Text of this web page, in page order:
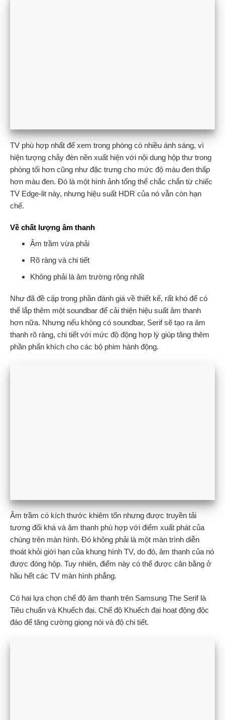
TV phù hợp nhất để xem trong phòng có nhiều ánh sáng, vì
hiện tượng chảy đèn nền xuất hiện với nội dung hộp thư trong
phòng tối hơn cũng như đặc trưng cho mức độ màu đen thấp
hơn màu đen. Đó là một hình ảnh tổng thể chắc chắn từ chiếc
TV Edge-lit này, nhưng hiệu suất HDR của nó vẫn còn hạn
chế.
Về chất lượng âm thanh
Âm trầm vừa phải
Rõ ràng và chi tiết
Không phải là âm trường rộng nhất
Như đã đề cập trong phần đánh giá về thiết kế, rất khó để có
thể lắp thêm một soundbar để cải thiện hiệu suất âm thanh
hơn nữa. Nhưng nếu không có soundbar, Serif sẽ tạo ra âm
thanh rõ ràng, chi tiết với mức độ động hợp lý giúp tăng thêm
phần phấn khích cho các bộ phim hành động.
Âm trầm có kích thước khiêm tốn nhưng được truyền tải
tương đối khá và âm thanh phù hợp với điểm xuất phát của
chúng trên màn hình. Đó không phải là một màn trình diễn
thoát khỏi giới hạn của khung hình TV, do đó, âm thanh của nó
được đóng hộp. Tuy nhiên, điểm này có thể được cân bằng ở
hầu hết các TV màn hình phẳng.
Có hai lựa chọn chế độ âm thanh trên Samsung The Serif là
Tiêu chuẩn và Khuếch đại. Chế độ Khuếch đại hoạt động độc
đáo để tăng cường giọng nói và độ chi tiết.